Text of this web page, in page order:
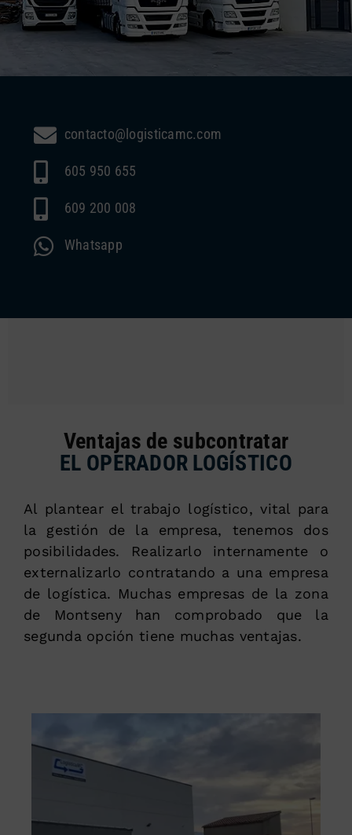
contacto@logisticamc.com
605 950 655
609 200 008
Whatsapp
Ventajas de subcontratar
EL OPERADOR LOGÍSTICO
Al plantear el trabajo logístico, vital para
la gestión de la empresa, tenemos dos
posibilidades. Realizarlo internamente o
externalizarlo contratando a una empresa
de logística. Muchas empresas de la zona
de Montseny han comprobado que la
segunda opción tiene muchas ventajas.